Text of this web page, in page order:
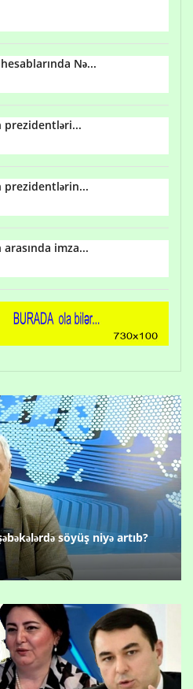
Nə...
prezidentləri...
prezidentlərin...
arasında imza...
söyüş niyə artıb?